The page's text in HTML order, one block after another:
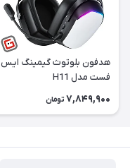
هدفون بلوتوث گیمینگ ایس
فست مدل H11
7,849,900 تومان